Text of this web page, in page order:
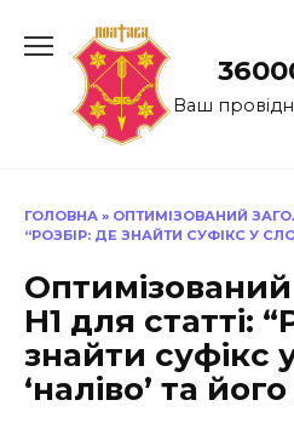
до
Ваш
ГОЛОВНА » ОПТИМІЗОВАНИЙ
“РОЗБІР: ДЕ ЗНАЙТИ СУФІКС У
H1 для статті:
знайти суфікс
‘наліво’ та